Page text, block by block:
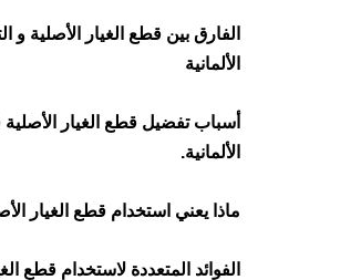
الفارق بين قطع الغيار الأصلية و
الألمانية
أسباب تفضيل قطع الغيار
الألمانية.
ماذا يعني استخدام قطع الغيار
الفوائد المتعددة لاستخدام قطع